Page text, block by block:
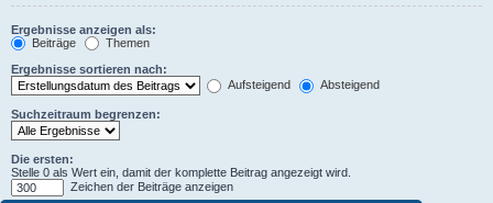
Ergebnisse anzeigen als:
Beiträge
Themen
Ergebnisse sortieren nach:
Aufsteigend
Absteigend
Suchzeitraum begrenzen:
Die ersten:
Stelle 0 als Wert ein, damit der komplette Beitrag angezeigt wird.
Zeichen der Beiträge anzeigen